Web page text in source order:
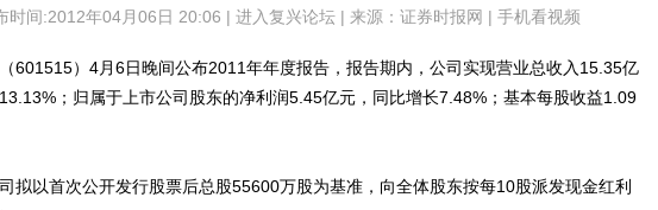
时间:2012年04月06日 20:06 | 进入复兴论坛| 来源：证券时报网 | 手机看视频
）4月6日晚间公布2011年年度报告，报告期内，公司实现营业总收入15.35亿
；归属于上市公司股东的净利润5.45亿元，同比增长7.48%；基本每股收益1.09
以首次公开发行股票后总股55600万股为基准，向全体股东按每10股派发现金红利